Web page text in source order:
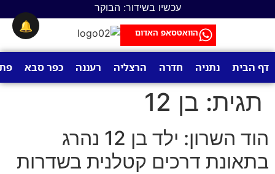
עכשיו בשידור: הבוקר
הוואטסאפ האדום
דף הבית נתניה חדרה הרצליה רעננה כפר סבא
תגית: בן 12
הוד השרון: ילד בן 12 נהרג
בתאונת דרכים קטלנית בשדרות
🔔